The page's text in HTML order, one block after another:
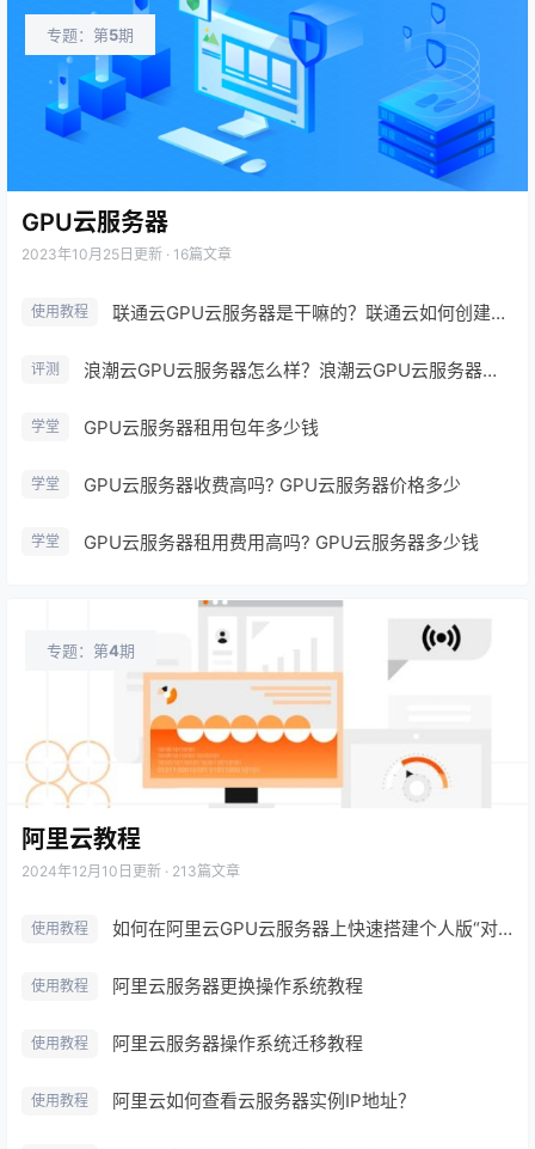
专题：第5期
GPU云服务器
2023年10月25日 更新 · 16篇文章
使用教程 联通云GPU云服务器是干嘛的？联通云如何创建GPU云服务器？
评测 浪潮云GPU云服务器怎么样？浪潮云GPU云服务器有什么优势？
学堂 GPU云服务器租用包年多少钱
学堂 GPU云服务器收费高吗? GPU云服务器价格多少
学堂 GPU云服务器租用费用高吗? GPU云服务器多少钱
专题：第4期
阿里云教程
2024年12月10日 更新 · 213篇文章
使用教程 如何在阿里云GPU云服务器上快速搭建个人版“对话大模型”
使用教程 阿里云服务器更换操作系统教程
使用教程 阿里云服务器操作系统迁移教程
使用教程 阿里云如何查看云服务器实例IP地址？